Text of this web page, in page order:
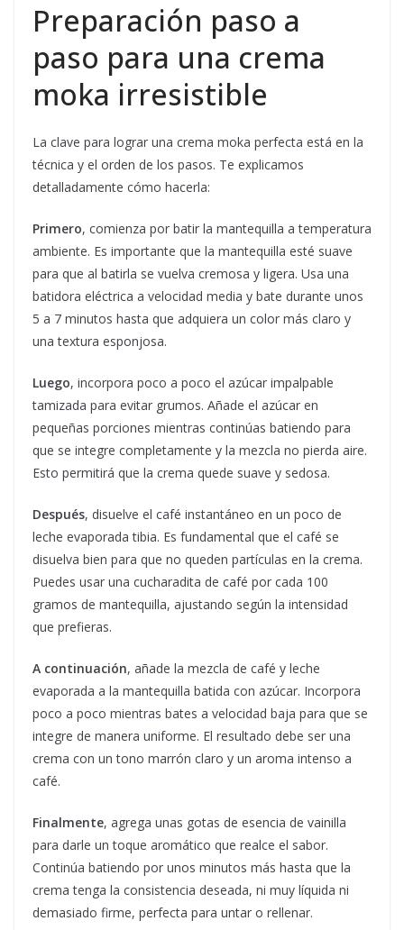
Preparación paso a
paso para una crema
moka irresistible
La clave para lograr una crema moka perfecta está en la
técnica y el orden de los pasos. Te explicamos
detalladamente cómo hacerla:
Primero, comienza por batir la mantequilla a temperatura
ambiente. Es importante que la mantequilla esté suave
para que al batirla se vuelva cremosa y ligera. Usa una
batidora eléctrica a velocidad media y bate durante unos
5 a 7 minutos hasta que adquiera un color más claro y
una textura esponjosa.
Luego, incorpora poco a poco el azúcar impalpable
tamizada para evitar grumos. Añade el azúcar en
pequeñas porciones mientras continúas batiendo para
que se integre completamente y la mezcla no pierda aire.
Esto permitirá que la crema quede suave y sedosa.
Después, disuelve el café instantáneo en un poco de
leche evaporada tibia. Es fundamental que el café se
disuelva bien para que no queden partículas en la crema.
Puedes usar una cucharadita de café por cada 100
gramos de mantequilla, ajustando según la intensidad
que prefieras.
A continuación, añade la mezcla de café y leche
evaporada a la mantequilla batida con azúcar. Incorpora
poco a poco mientras bates a velocidad baja para que se
integre de manera uniforme. El resultado debe ser una
crema con un tono marrón claro y un aroma intenso a
café.
Finalmente, agrega unas gotas de esencia de vainilla
para darle un toque aromático que realce el sabor.
Continúa batiendo por unos minutos más hasta que la
crema tenga la consistencia deseada, ni muy líquida ni
demasiado firme, perfecta para untar o rellenar.